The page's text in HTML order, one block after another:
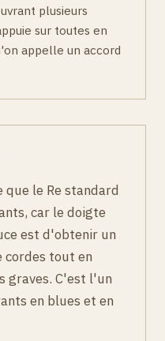
plusieurs
sur toutes en
appelle un accord
le Re standard
car le doigte
est d'obtenir un
cordes tout en
graves. C'est l'un
en blues et en